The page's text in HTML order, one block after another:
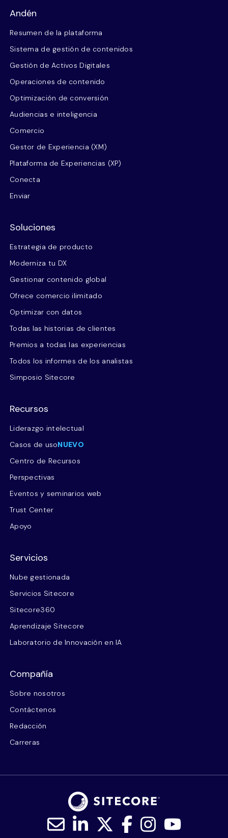
Andén
Resumen de la plataforma
Sistema de gestión de contenidos
Gestión de Activos Digitales
Operaciones de contenido
Optimización de conversión
Audiencias e inteligencia
Comercio
Gestor de Experiencia (XM)
Plataforma de Experiencias (XP)
Conecta
Enviar
Soluciones
Estrategia de producto
Moderniza tu DX
Gestionar contenido global
Ofrece comercio ilimitado
Optimizar con datos
Todas las historias de clientes
Premios a todas las experiencias
Todos los informes de los analistas
Simposio Sitecore
Recursos
Liderazgo intelectual
Casos de usoNUEVO
Centro de Recursos
Perspectivas
Eventos y seminarios web
Trust Center
Apoyo
Servicios
Nube gestionada
Servicios Sitecore
Sitecore360
Aprendizaje Sitecore
Laboratorio de Innovación en IA
Compañía
Sobre nosotros
Contáctenos
Redacción
Carreras